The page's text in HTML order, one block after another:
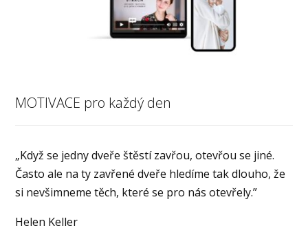
MOTIVACE pro každý den
„Když se jedny dveře štěstí zavřou, otevřou se jiné.
Často ale na ty zavřené dveře hledíme tak dlouho, že
si nevšimneme těch, které se pro nás otevřely.”
Helen Keller